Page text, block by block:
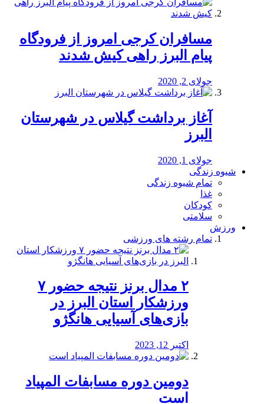
مسافران کرجی امروز از فرودگاه
پیام البرز راهی کیش شدند
جولای 2, 2020
آغاز برداشت گیلاس در شهرستان
البرز
جولای 1, 2020
شیوه زندگی
تمام شیوه زندگی
غذا
کودکان
سلامتی
ورزش
تمام رشته های ورزشی
۲ مدال برنز نتیجه حضور ۷
ورزشکار استان البرز در
بازی‌های آسیایی هانگژو
اکتبر 12, 2023
دومین دوره مسابفات المپیاد
است